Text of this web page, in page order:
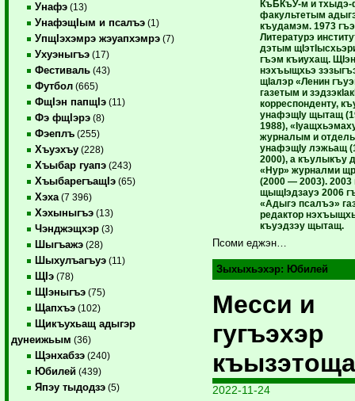
Унафэ (13)
УнафэщIым и псалъэ (1)
УпщIэхэмрэ жэуапхэмрэ (7)
Ухуэныгъэ (17)
Фестиваль (43)
Футбол (665)
ФщIэн папщIэ (11)
Фэ фщIэрэ (8)
Фэеплъ (255)
Хъуэхъу (228)
Хъыбар гуапэ (243)
ХъыбарегъащIэ (65)
Хэха (7 396)
Хэхыныгъэ (13)
Чэнджэщхэр (3)
Шыгъажэ (28)
Шыхулъагъуэ (11)
ЩIэ (78)
ЩIэныгъэ (75)
Щапхъэ (102)
Щикъухьащ адыгэр
дунеижьым (36)
Щэнхабзэ (240)
Юбилей (439)
Япэу тыдодзэ (5)
КъБКъУ-м и тхыдэ-
факультетым
къудамэм. 1973
Литературэ
дэтым
гъэм къиухащ.
нэхъыщхьэ
щIалэр «Ленин
газетым и
корреспонденту,
унафэщIу щытащ
1988),
журналым и
унафэщIу лэжьащ
2000), а къулыкъу
«Нур» журналми
(2000 — 2003). 2003
щыщIэдзауэ 2006
«Адыгэ псалъэ»
редактор
къуэдзэу щытащ.
Псоми еджэн…
Зыхыхьэхэр: Юбилей
Месси и
гугъэхэр
2022-11-24